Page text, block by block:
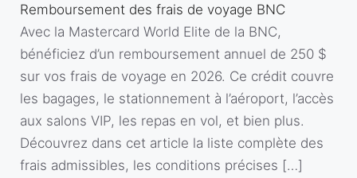
Remboursement des frais de voyage BNC
Avec la Mastercard World Elite de la BNC,
bénéficiez d’un remboursement annuel de 250 $
sur vos frais de voyage en 2026. Ce crédit couvre
les bagages, le stationnement à l’aéroport, l’accès
aux salons VIP, les repas en vol, et bien plus.
Découvrez dans cet article la liste complète des
frais admissibles, les conditions précises […]